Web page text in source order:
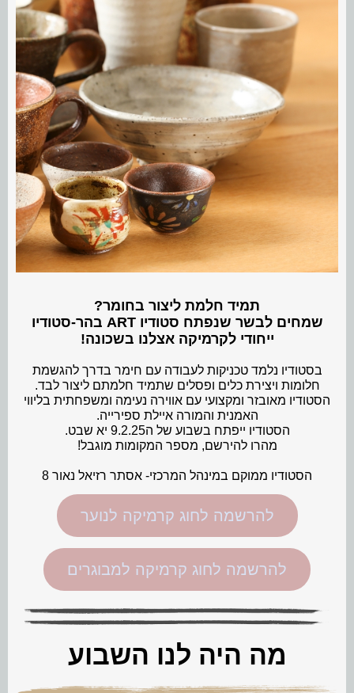
תמיד חלמת ליצור בחומר?
שמחים לבשר שנפתח סטודיו ART בהר-סטודיו
ייחודי לקרמיקה אצלנו בשכונה!
בסטודיו נלמד טכניקות לעבודה עם חימר בדרך להגשמת
חלומות ויצירת כלים ופסלים שתמיד חלמתם ליצור לבד.
הסטודיו מאובזר ומקצועי עם אווירה נעימה ומשפחתית בליווי
האמנית והמורה איילת ספירייה.
הסטודיו ייפתח בשבוע של ה9.2.25 יא שבט.
מהרו להירשם, מספר המקומות מוגבל!
הסטודיו ממוקם במינהל המרכזי- אסתר רזיאל נאור 8
להרשמה לחוג קרמיקה לנוער
להרשמה לחוג קרמיקה למבוגרים
מה היה לנו השבוע